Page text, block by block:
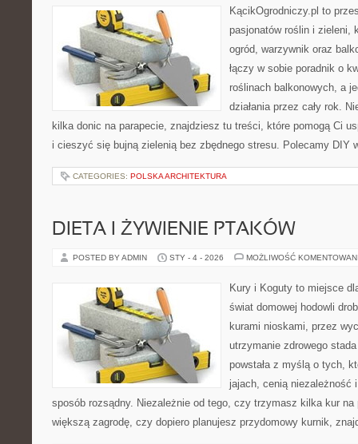
KącikOgrodniczy.pl to
pasjonatów roślin i zieleni,
ogród, warzywnik oraz
łączy w sobie poradnik o
roślinach balkonowych, a
działania przez cały rok.
kilka donic na parapecie, znajdziesz tu treści, które pomogą Ci
i cieszyć się bujną zielenią bez zbędnego stresu. Polecamy DIY
CATEGORIES: POLSKA ARCHITEKTURA
DIETA I ŻYWIENIE PTAKÓW
POSTED BY ADMIN STY - 4 - 2026 MOŻLIWOŚĆ
Kury i Koguty to miejsce
świat domowej hodowli
kurami nioskami, przez
utrzymanie zdrowego
powstała z myślą o tych,
jajach, cenią niezależność
sposób rozsądny. Niezależnie od tego, czy trzymasz kilka kur na
większą zagrodę, czy dopiero planujesz przydomowy kurnik,